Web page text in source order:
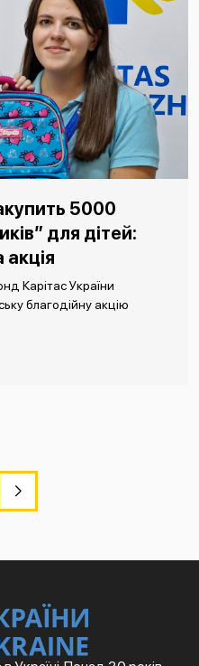
5000
для дітей:
Карітас України
благодійну акцію